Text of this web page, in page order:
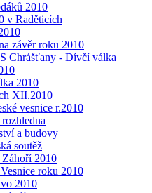
2010
v Raděticích
závěr roku 2010
Chrášťany - Dívčí válka
2010
XII.2010
vesnice r.2010
a budovy
soutěž
2010
roku 2010
2010